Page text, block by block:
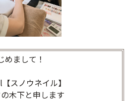
めまして！
スノウネイル】
木下と申します